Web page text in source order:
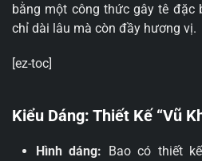
bằng một công thức gây tê đặc
chỉ dài lâu mà còn đầy hương vị.
[ez-toc]
Kiểu Dáng: Thiết Kế “Vũ
Hình dáng: Bao có thiết